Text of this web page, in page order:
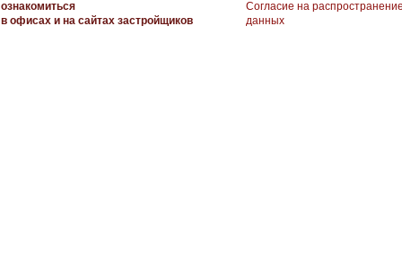
ознакомиться
в офисах и на сайтах застройщиков
Согласие на
данных